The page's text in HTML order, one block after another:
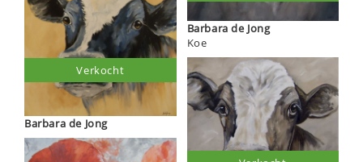
Barbara de Jong
Verkocht
Barbara de Jong
Koe